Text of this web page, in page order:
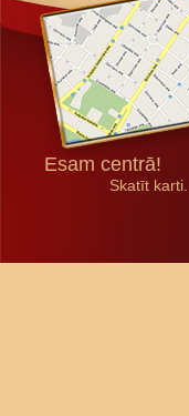
Esam centrā!
Skatīt karti...